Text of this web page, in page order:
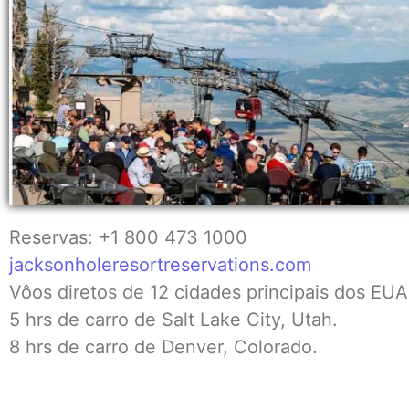
Reservas: +1 800 473 1000
jacksonholeresortreservations.com
Vôos diretos de 12 cidades principais dos
5 hrs de carro de Salt Lake City, Utah.
8 hrs de carro de Denver, Colorado.